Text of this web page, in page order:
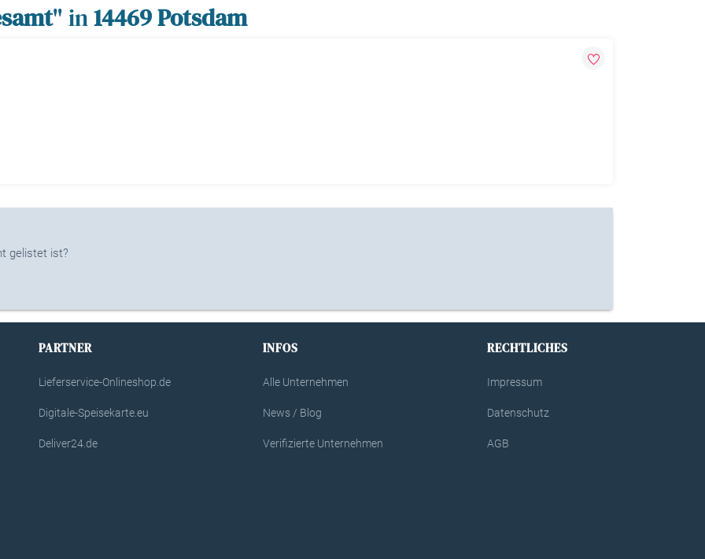
" in14469 Potsdam
gelistet ist?
PARTNER
Lieferservice-Onlineshop.de
Digitale-Speisekarte.eu
Deliver24.de
INFOS
Alle Unternehmen
News / Blog
Verifizierte Unternehmen
RECHTLICHES
Impressum
Datenschutz
AGB